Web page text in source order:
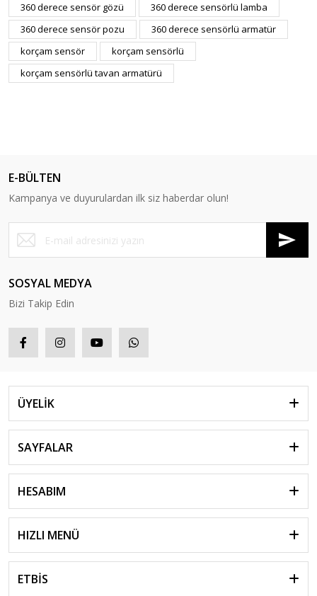
360 derece sensör gözü
360 derece sensörlü lamba
360 derece sensör pozu
360 derece sensörlü armatür
korçam sensör
korçam sensörlü
korçam sensörlü tavan armatürü
E-BÜLTEN
Kampanya ve duyurulardan ilk siz haberdar olun!
SOSYAL MEDYA
Bizi Takip Edin
ÜYELİK
SAYFALAR
HESABIM
HIZLI MENÜ
ETBİS